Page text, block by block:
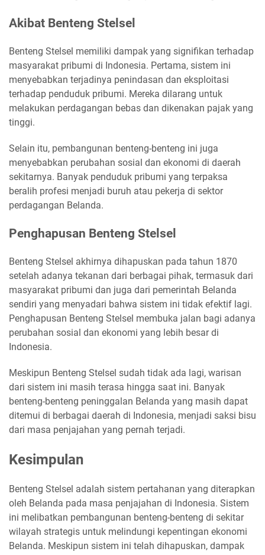
Akibat Benteng Stelsel
Benteng Stelsel memiliki dampak yang signifikan terhadap
masyarakat pribumi di Indonesia. Pertama, sistem ini
menyebabkan terjadinya penindasan dan eksploitasi
terhadap penduduk pribumi. Mereka dilarang untuk
melakukan perdagangan bebas dan dikenakan pajak yang
tinggi.
Selain itu, pembangunan benteng-benteng ini juga
menyebabkan perubahan sosial dan ekonomi di daerah
sekitarnya. Banyak penduduk pribumi yang terpaksa
beralih profesi menjadi buruh atau pekerja di sektor
perdagangan Belanda.
Penghapusan Benteng Stelsel
Benteng Stelsel akhirnya dihapuskan pada tahun 1870
setelah adanya tekanan dari berbagai pihak, termasuk dari
masyarakat pribumi dan juga dari pemerintah Belanda
sendiri yang menyadari bahwa sistem ini tidak efektif lagi.
Penghapusan Benteng Stelsel membuka jalan bagi adanya
perubahan sosial dan ekonomi yang lebih besar di
Indonesia.
Meskipun Benteng Stelsel sudah tidak ada lagi, warisan
dari sistem ini masih terasa hingga saat ini. Banyak
benteng-benteng peninggalan Belanda yang masih dapat
ditemui di berbagai daerah di Indonesia, menjadi saksi bisu
dari masa penjajahan yang pernah terjadi.
Kesimpulan
Benteng Stelsel adalah sistem pertahanan yang diterapkan
oleh Belanda pada masa penjajahan di Indonesia. Sistem
ini melibatkan pembangunan benteng-benteng di sekitar
wilayah strategis untuk melindungi kepentingan ekonomi
Belanda. Meskipun sistem ini telah dihapuskan, dampak